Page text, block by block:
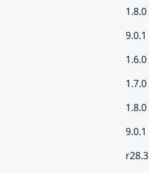
1.8.0
9.0.1
1.6.0
1.7.0
1.8.0
9.0.1